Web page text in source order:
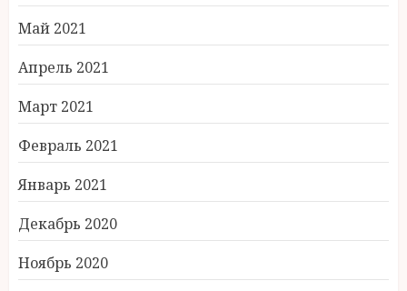
Май 2021
Апрель 2021
Март 2021
Февраль 2021
Январь 2021
Декабрь 2020
Ноябрь 2020